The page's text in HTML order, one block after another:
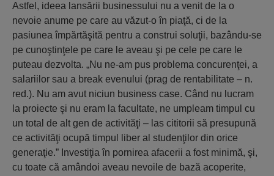
Astfel, ideea lansării businessului nu a venit de la o
nevoie anume pe care au văzut-o în piaţă, ci de la
pasiunea împărtăşită pentru a construi soluţii, bazându-se
pe cunoştinţele pe care le aveau şi pe cele pe care le
puteau dezvolta. „Nu ne-am pus problema concurenţei, a
salariilor sau a break evenului (prag de rentabilitate – n.
red.). Nu am avut niciun business case. Când nu lucram
la proiecte şi nu eram la facultate, ne umpleam timpul cu
un total de alt gen de activităţi – las cititorii să presupună
ce activităţi ocupă timpul liber al studenţilor din orice
generaţie.” Investiţia în pornirea afacerii a fost minimă, şi,
cu toate că amândoi aveau nevoile de bază acoperite,